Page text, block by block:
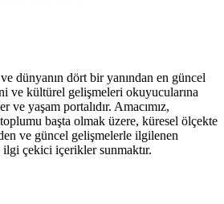
dünyanın dört bir yanından en güncel
ve kültürel gelişmeleri okuyucularına
ve yaşam portalıdır. Amacımız,
başta olmak üzere, küresel ölçekte
ve güncel gelişmelerle ilgilenen
ilgi çekici içerikler sunmaktır.